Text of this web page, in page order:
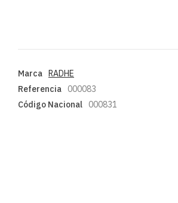
Marca RADHE
Referencia
000083
Código Nacional
000831